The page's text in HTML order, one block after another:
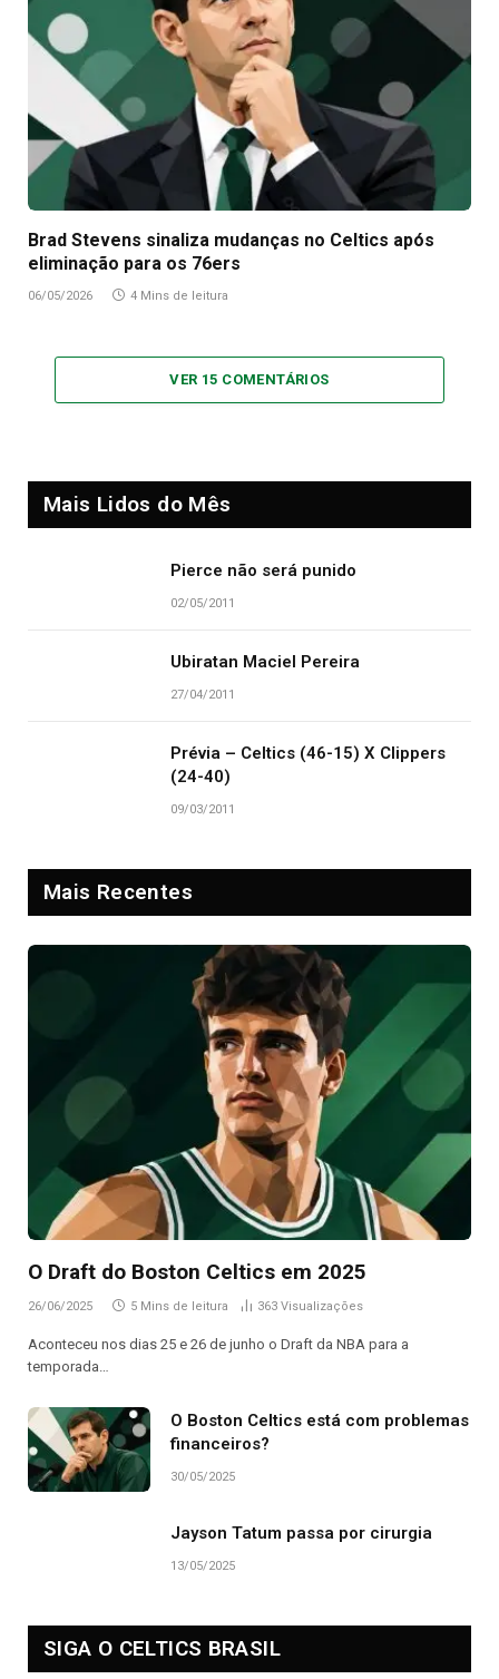
Brad Stevens sinaliza mudanças no Celtics após
eliminação para os 76ers
06/05/2026 4 Mins de leitura
VER 15 COMENTÁRIOS
Mais Lidos do Mês
Pierce não será punido
02/05/2011
Ubiratan Maciel Pereira
27/04/2011
Prévia – Celtics (46-15) X Clippers
(24-40)
09/03/2011
Mais Recentes
O Draft do Boston Celtics em 2025
26/06/2025 5 Mins de leitura 363 Visualizações
Aconteceu nos dias 25 e 26 de junho o Draft da NBA para a
temporada…
O Boston Celtics está com problemas
financeiros?
30/05/2025
Jayson Tatum passa por cirurgia
13/05/2025
SIGA O CELTICS BRASIL